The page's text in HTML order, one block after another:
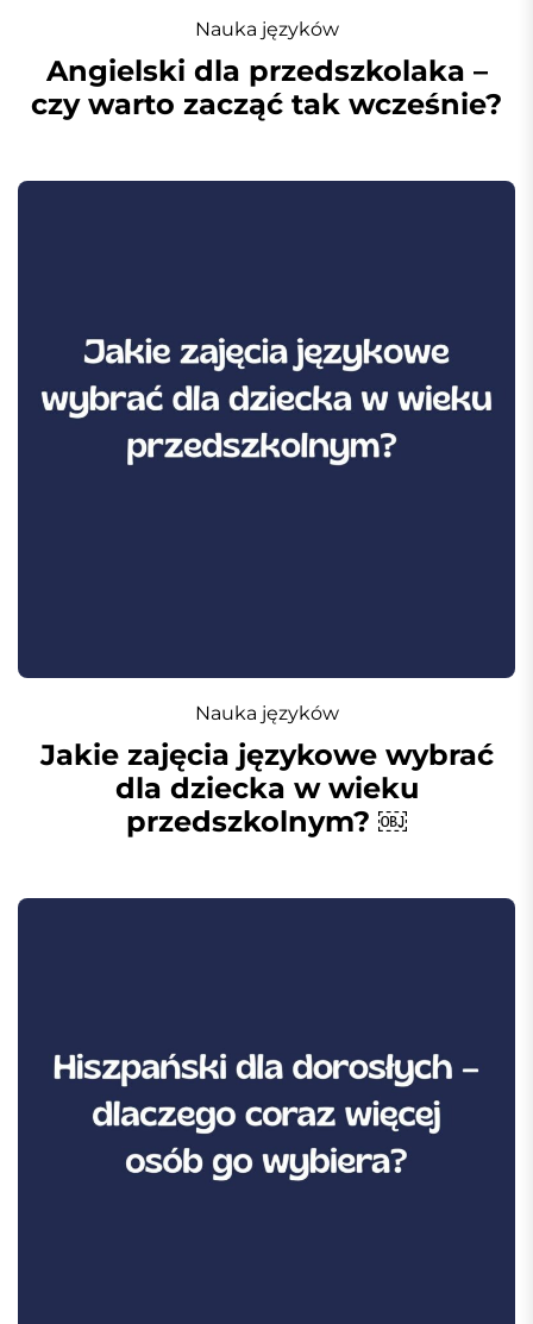
Nauka języków
Angielski dla przedszkolaka –
czy warto zacząć tak wcześnie?
Nauka języków
Jakie zajęcia językowe wybrać
dla dziecka w wieku
przedszkolnym? ￼